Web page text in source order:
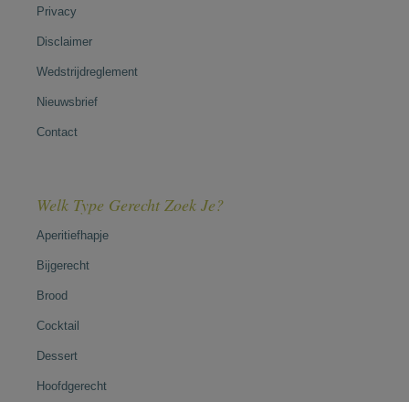
Privacy
Disclaimer
Wedstrijdreglement
Nieuwsbrief
Contact
Welk Type Gerecht Zoek Je?
Aperitiefhapje
Bijgerecht
Brood
Cocktail
Dessert
Hoofdgerecht